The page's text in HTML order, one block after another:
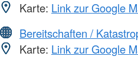
Karte: Link zur Google
Bereitschaften /
Karte: Link zur Google